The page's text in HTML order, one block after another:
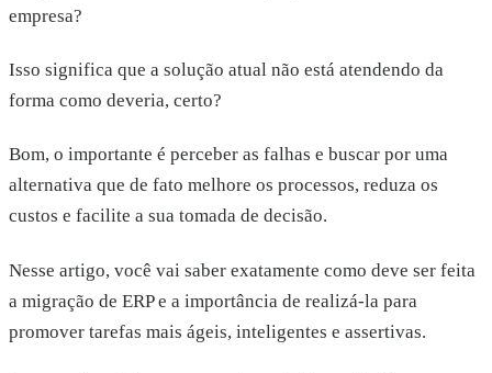
empresa?
Isso significa que a solução atual não está atendendo da
forma como deveria, certo?
Bom, o importante é perceber as falhas e buscar por uma
alternativa que de fato melhore os processos, reduza os
custos e facilite a sua tomada de decisão.
Nesse artigo, você vai saber exatamente como deve ser feita
a migração de ERP e a importância de realizá-la para
promover tarefas mais ágeis, inteligentes e assertivas.